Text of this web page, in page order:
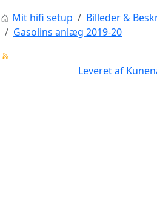
Mit hifi setup
Billeder &
Gasolins anlæg 2019-20
Leveret af